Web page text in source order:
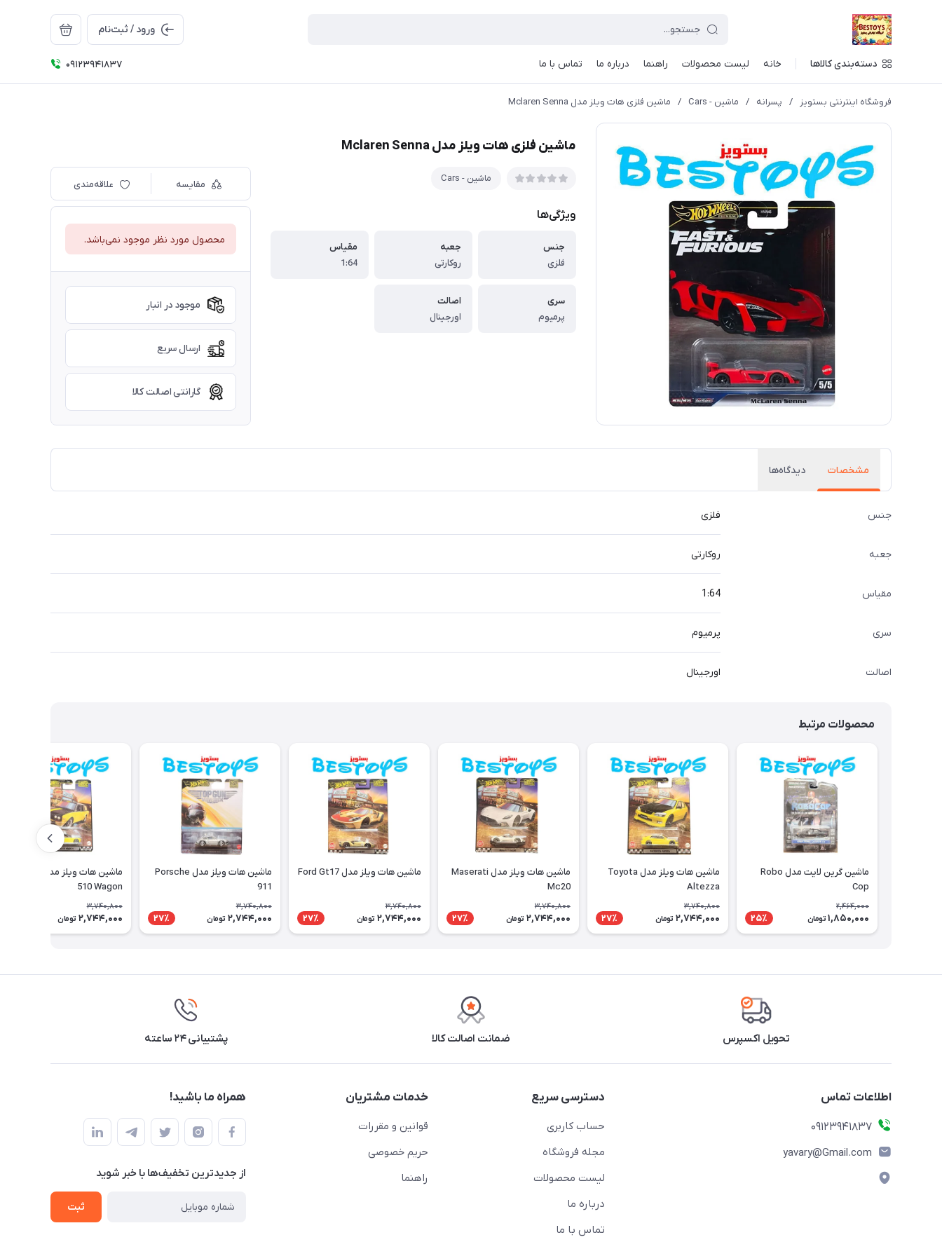
ورود / ثبت‌نام
دسته‌بندی کالاها خانه لیست محصولات راهنما درباره ما تماس با ما 09123941837
فروشگاه اینترنتی بستویز / پسرانه / ماشین - Cars / ماشین فلزی هات ویلز مدل Mclaren Senna
ماشین فلزی هات ویلز مدل Mclaren Senna
ماشین - Cars
ویژگی‌ها
جنس
فلزی
جعبه
روکارتی
مقیاس
1:64
سری
پرمیوم
اصالت
اورجینال
مقایسه علاقه‌مندی
محصول مورد نظر موجود نمی‌باشد.
موجود در انبار
ارسال سریع
گارانتی اصالت کالا
مشخصات دیدگاه‌ها
جنس فلزی
جعبه روکارتی
مقیاس 1:64
سری پرمیوم
اصالت اورجینال
محصولات مرتبط
ماشین گرین لایت مدل Robo
Cop
2,464,000
1,850,000 تومان 25٪
ماشین هات ویلز مدل Toyota
Altezza
3,740,800
2,744,000 تومان 27٪
ماشین هات ویلز مدل Maserati
Mc20
3,740,800
2,744,000 تومان 27٪
ماشین هات ویلز مدل Ford Gt17
3,740,800
2,744,000 تومان 27٪
ماشین هات ویلز مدل Porsche
911
3,740,800
2,744,000 تومان 27٪
510 Wagon
3,740,800
2,744,000 تومان
تحویل اکسپرس ضمانت اصالت کالا پشتیبانی ۲۴ ساعته
اطلاعات تماس
09123941837
yavary@Gmail.com
دسترسی سریع
حساب کاربری
مجله فروشگاه
لیست محصولات
درباره ما
تماس با ما
خدمات مشتریان
قوانین و مقررات
حریم خصوصی
راهنما
همراه ما باشید!
از جدید‌ترین تخفیف‌ها با‌ خبر شوید
ثبت